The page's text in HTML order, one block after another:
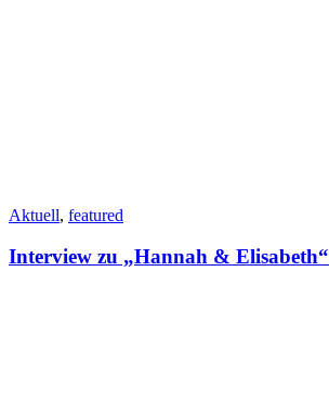
Aktuell, featured
Interview zu „Hannah & Elisabeth“